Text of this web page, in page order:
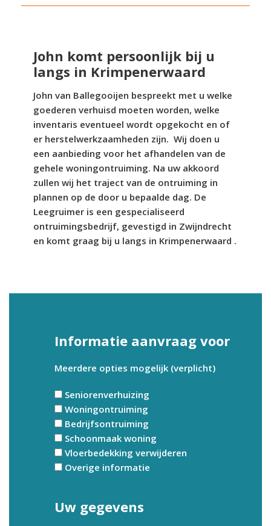
John komt persoonlijk bij u
langs in Krimpenerwaard
John van Ballegooijen bespreekt met u welke
goederen verhuisd moeten worden, welke
inventaris eventueel wordt opgekocht en of
er herstelwerkzaamheden zijn. Wij doen u
een aanbieding voor het afhandelen van de
gehele woningontruiming. Na uw akkoord
zullen wij het traject van de ontruiming in
plannen op de door u bepaalde dag. De
Leegruimer is een gespecialiseerd
ontruimingsbedrijf, gevestigd in Zwijndrecht
en komt graag bij u langs in Krimpenerwaard .
Informatie aanvraag voor
Meerdere opties mogelijk (verplicht)
Seniorenverhuizing
Woningontruiming
Bedrijfsontruiming
Schoonmaak woning
Vloerbedekking verwijderen
Overige informatie
Uw gegevens